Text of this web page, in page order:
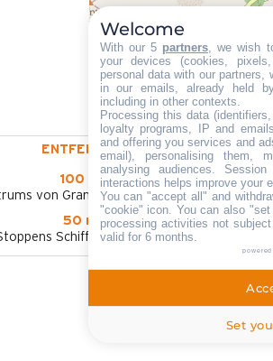
ENTFERNT :
100 m
von Grand-Bornand Chinaillon
50 m
Schiffchen im Sommer
Welcome
With our 5 partners, we wish
your devices (cookies,
personal data with our partners,
in our emails, already held
including in other contexts.
Processing this data
loyalty programs, IP and
and offering you services and
email), personalising them,
analysing audiences.
interactions helps improve your
You can "accept all" and
"cookie" icon. You can also
processing activities not
valid for 6 months.
Set